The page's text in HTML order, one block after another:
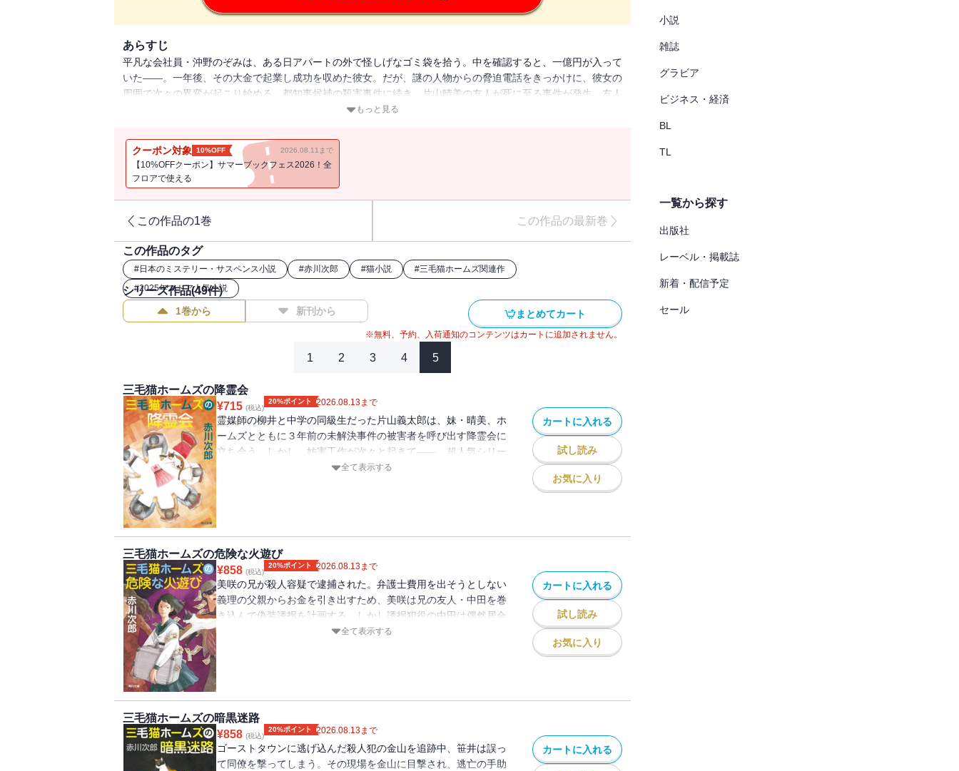
あらすじ
平凡な会社員・沖野のぞみは、ある日アパートの外で怪しげなゴミ袋を拾う。中を確認すると、一億円が入って
いた――。一年後、その大金で起業し成功を収めた彼女。だが、謎の人物からの脅迫電話をきっかけに、彼女の
周囲で次々の異変が起こり始める。都知事候補の殺害事件に続き、片山晴美の友人が死に至る事件が発生。友人
の死をきっかけにのぞみと知り合った片山兄妹とホームズは、一連の事件の鍵を握る〈闇将軍〉の陰謀に迫る。
もっと見る
クーポン対象 10%OFF 2026.08.11まで
【10%OFFクーポン】サマーブックフェス2026！全
フロアで使える
この作品の1巻 この作品の最新巻
この作品のタグ
#日本のミステリー・サスペンス小説 #赤川次郎 #猫小説 #三毛猫ホームズ関連作
#2025年ストア人気小説
シリーズ作品(49件)
1巻から 新刊から まとめてカート
※無料、予約、入荷通知のコンテンツはカートに追加されません。
1 2 3 4 5
三毛猫ホームズの降霊会
¥715 (税込)
20%ポイント 2026.08.13まで
霊媒師の柳井と中学の同級生だった片山義太郎は、妹・晴美、ホ
ームズとともに３年前の未解決事件の被害者を呼び出す降霊会に
立ち会う。しかし、妨害工作が次々と起きて――。超人気シリー
ズ第41弾。※本書は二〇〇八年四月に光文社文庫から刊行され
全て表示する
カートに入れる
試し読み
お気に入り
三毛猫ホームズの危険な火遊び
¥858 (税込)
20%ポイント 2026.08.13まで
美咲の兄が殺人容疑で逮捕された。弁護士費用を出そうとしない
義理の父親からお金を引き出すため、美咲は兄の友人・中田を巻
き込んで偽装誘拐を計画する。しかし誘拐犯役の中田は偶然居合
わせた片山刑事たちに動揺し、美咲の近くにいたエミを連れ去っ
全て表示する
カートに入れる
試し読み
お気に入り
三毛猫ホームズの暗黒迷路
¥858 (税込)
20%ポイント 2026.08.13まで
ゴーストタウンに逃げ込んだ殺人犯の金山を追跡中、笹井は誤っ
て同僚を撃ってしまう。その現場を金山に目撃され、逃亡の手助
カートに入れる
小説
雑誌
グラビア
ビジネス・経済
BL
TL
一覧から探す
出版社
レーベル・掲載誌
新着・配信予定
セール